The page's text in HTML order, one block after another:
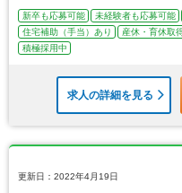
新卒も応募可能 未経験者も応募可能
住宅補助（手当）あり
産休・育休取
積極採用中
求人の詳細を見る
更新日：2022年4月19日